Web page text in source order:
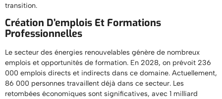
transition.
Création D’emplois Et Formations
Professionnelles
Le secteur des énergies renouvelables génère de nombreux
emplois et opportunités de formation. En 2028, on prévoit 236
000 emplois directs et indirects dans ce domaine. Actuellement,
86 000 personnes travaillent déjà dans ce secteur. Les
retombées économiques sont significatives, avec 1 milliard